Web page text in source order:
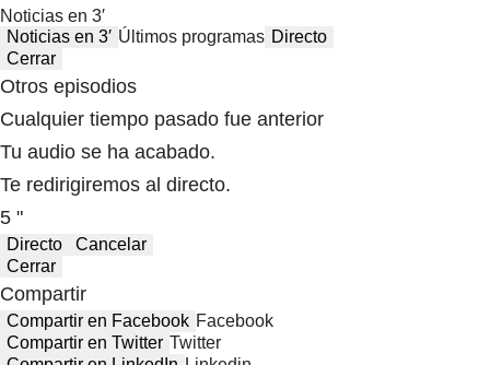
Noticias en 3′
Noticias en 3′ Últimos programas Directo
Cerrar
Otros episodios
Cualquier tiempo pasado fue anterior
Tu audio se ha acabado.
Te redirigiremos al directo.
5 "
Directo
Cancelar
Cerrar
Compartir
Compartir en Facebook Facebook
Compartir en Twitter Twitter